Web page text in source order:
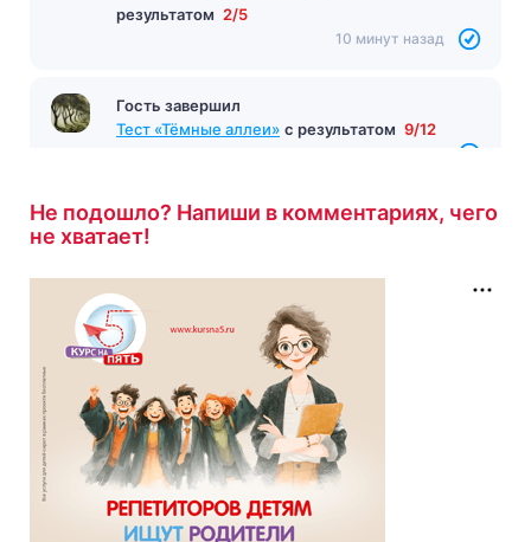
результатом 2/5
10 минут назад
Гость завершил
Тест «Тёмные аллеи» с результатом 9/12
Не подошло? Напиши в комментариях, чего
не хватает!